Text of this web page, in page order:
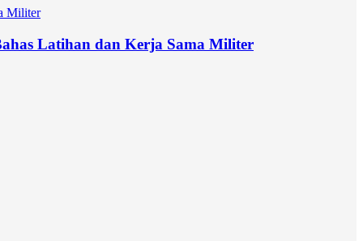
Latihan dan Kerja Sama Militer